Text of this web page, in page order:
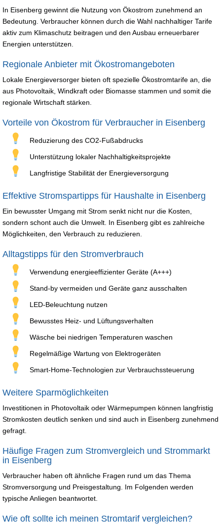
In Eisenberg gewinnt die Nutzung von Ökostrom zunehmend an
Bedeutung. Verbraucher können durch die Wahl nachhaltiger Tarife
aktiv zum Klimaschutz beitragen und den Ausbau erneuerbarer
Energien unterstützen.
Regionale Anbieter mit Ökostromangeboten
Lokale Energieversorger bieten oft spezielle Ökostromtarife an, die
aus Photovoltaik, Windkraft oder Biomasse stammen und somit die
regionale Wirtschaft stärken.
Vorteile von Ökostrom für Verbraucher in Eisenberg
Reduzierung des CO2-Fußabdrucks
Unterstützung lokaler Nachhaltigkeitsprojekte
Langfristige Stabilität der Energieversorgung
Effektive Stromspartipps für Haushalte in Eisenberg
Ein bewusster Umgang mit Strom senkt nicht nur die Kosten,
sondern schont auch die Umwelt. In Eisenberg gibt es zahlreiche
Möglichkeiten, den Verbrauch zu reduzieren.
Alltagstipps für den Stromverbrauch
Verwendung energieeffizienter Geräte (A+++)
Stand-by vermeiden und Geräte ganz ausschalten
LED-Beleuchtung nutzen
Bewusstes Heiz- und Lüftungsverhalten
Wäsche bei niedrigen Temperaturen waschen
Regelmäßige Wartung von Elektrogeräten
Smart-Home-Technologien zur Verbrauchssteuerung
Weitere Sparmöglichkeiten
Investitionen in Photovoltaik oder Wärmepumpen können langfristig
Stromkosten deutlich senken und sind auch in Eisenberg zunehmend
gefragt.
Häufige Fragen zum Stromvergleich und Strommarkt
in Eisenberg
Verbraucher haben oft ähnliche Fragen rund um das Thema
Stromversorgung und Preisgestaltung. Im Folgenden werden
typische Anliegen beantwortet.
Wie oft sollte ich meinen Stromtarif vergleichen?